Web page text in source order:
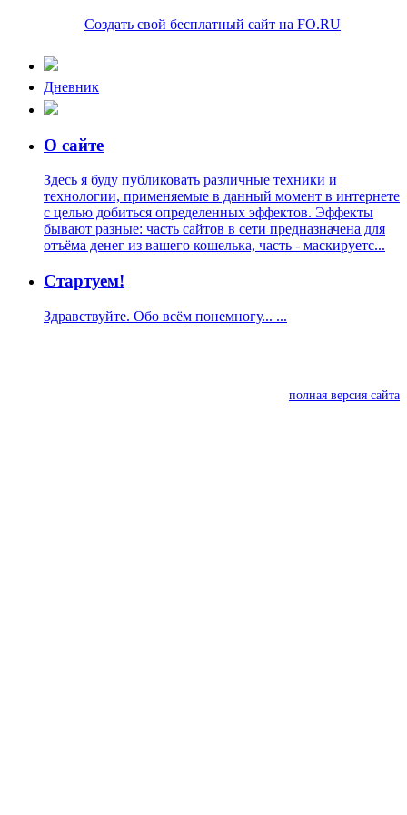
Создать свой бесплатный сайт на FO.RU
Дневник
О сайте
Здесь я буду публиковать различные техники и
технологии, применяемые в данный момент в интернете
с целью добиться определенных эффектов. Эффекты
бывают разные: часть сайтов в сети предназначена для
отъёма денег из вашего кошелька, часть - маскируетс...
Стартуем!
Здравствуйте. Обо всём понемногу... ...
полная версия сайта